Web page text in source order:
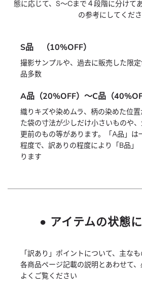
態に応じて、S〜Cまで４段階に分けて
の参考にしてくだ
S品 （10%OFF）
撮影サンプルや、過去に販売した限
品多数
A品（20%OFF）〜C品（
織りキズや染めムラ、柄の染めた位
た袋の寸法が少しだけ小さいものや
更前のもの等があります。「A品」は
程度で、訳ありの程度により「B品」
ります
● アイテムの状態
「訳あり」ポイントについて、主な
各商品ページ記載の説明とあわせて
よくご覧ください